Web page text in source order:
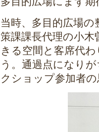
当時、多目的広場
策課課長代理の小
きる空間と客席代
う。通過点になり
クショップ参加者